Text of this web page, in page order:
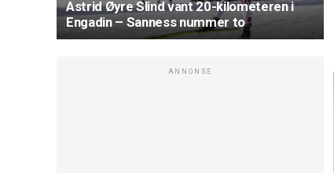
Astrid Øyre Slind vant 20-kilometeren i
Engadin – Sanness nummer to
ANNONSE